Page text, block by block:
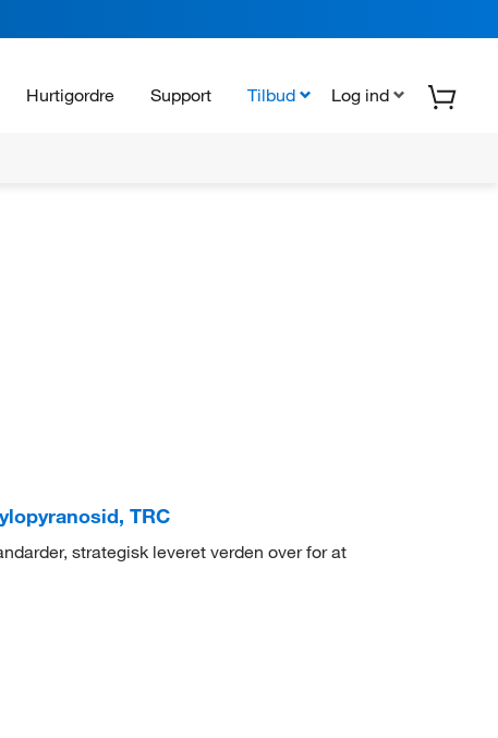
Hurtigordre Support Tilbud Log ind
TRC
strategisk leveret verden over for at